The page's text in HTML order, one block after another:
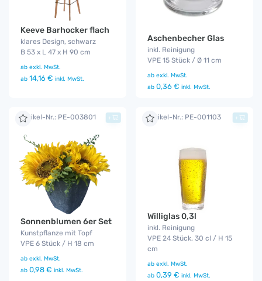
Keeve Barhocker flach
klares Design, schwarz
B 53 x L 47 x H 90 cm
ab exkl. MwSt.
ab 14,16 € inkl. MwSt.
Aschenbecher Glas
inkl. Reinigung
VPE 15 Stück / Ø 11 cm
ab exkl. MwSt.
ab 0,36 € inkl. MwSt.
Artikel-Nr.: PE-003801
Sonnenblumen 6er Set
Kunstpflanze mit Topf
VPE 6 Stück / H 18 cm
ab exkl. MwSt.
ab 0,98 € inkl. MwSt.
+ Artikel-Nr.: PE-001103
Williglas 0,3l
inkl. Reinigung
VPE 24 Stück, 30 cl / H 15
cm
ab exkl. MwSt.
ab 0,39 € inkl. MwSt.
+